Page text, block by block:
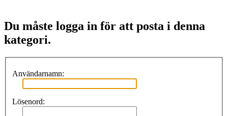
Du måste logga in för att posta i denna
kategori.
Användarnamn:
Lösenord: